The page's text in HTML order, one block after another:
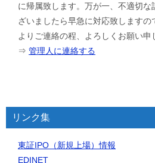
に帰属致します。万が一、不適切
ざいましたら早急に対応致します
よりご連絡の程、よろしくお願い申
⇒ 管理人に連絡する
リンク集
東証IPO（新規上場）情報
EDINET